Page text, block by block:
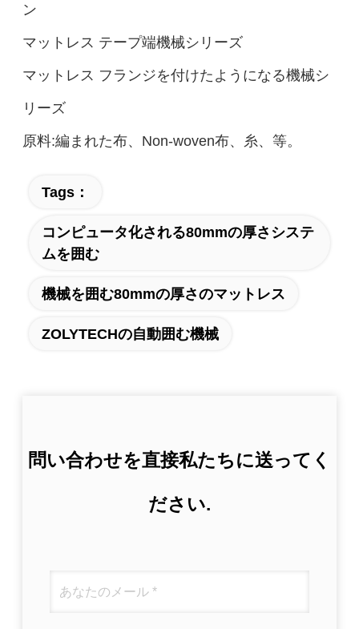
ン
マットレス テープ端機械シリーズ
マットレス フランジを付けたようになる機械シ
リーズ
原料:編まれた布、Non-woven布、糸、等。
Tags：
コンピュータ化される80mmの厚さシステ
ムを囲む
機械を囲む80mmの厚さのマットレス
ZOLYTECHの自動囲む機械
問い合わせを直接私たちに送ってく
ださい.